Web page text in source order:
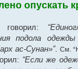
опускать
говорил:
подола
ас-Сунан»”. См.
“Если же